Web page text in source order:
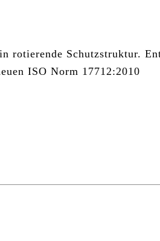
rotierende Schutzstruktur.
ISO Norm 17712:2010